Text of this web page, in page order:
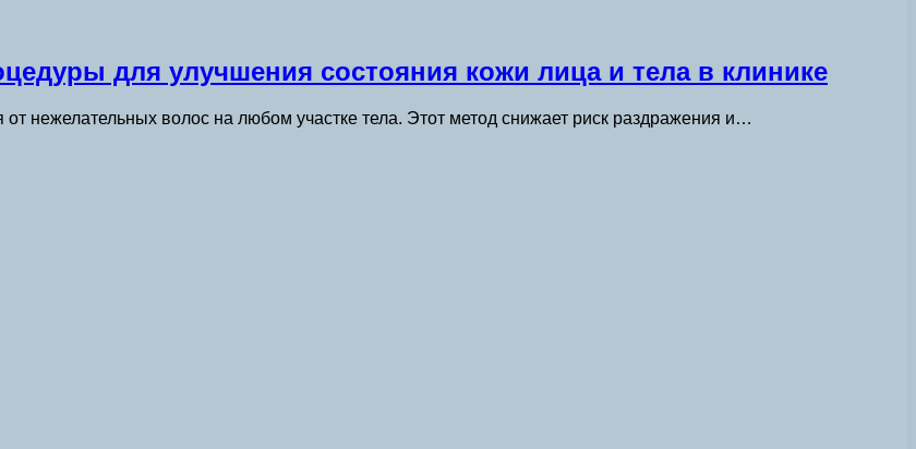
для улучшения состояния кожи лица и тела в клинике
нежелательных волос на любом участке тела. Этот метод снижает риск раздражения и…